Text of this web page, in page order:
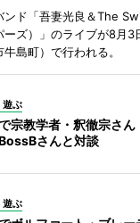
ンド「吾妻光良＆The
ーズ）」のライブが8月3
島町）で行われる。
遊ぶ
宗教学者・釈徹宗さ
さんと対談
遊ぶ